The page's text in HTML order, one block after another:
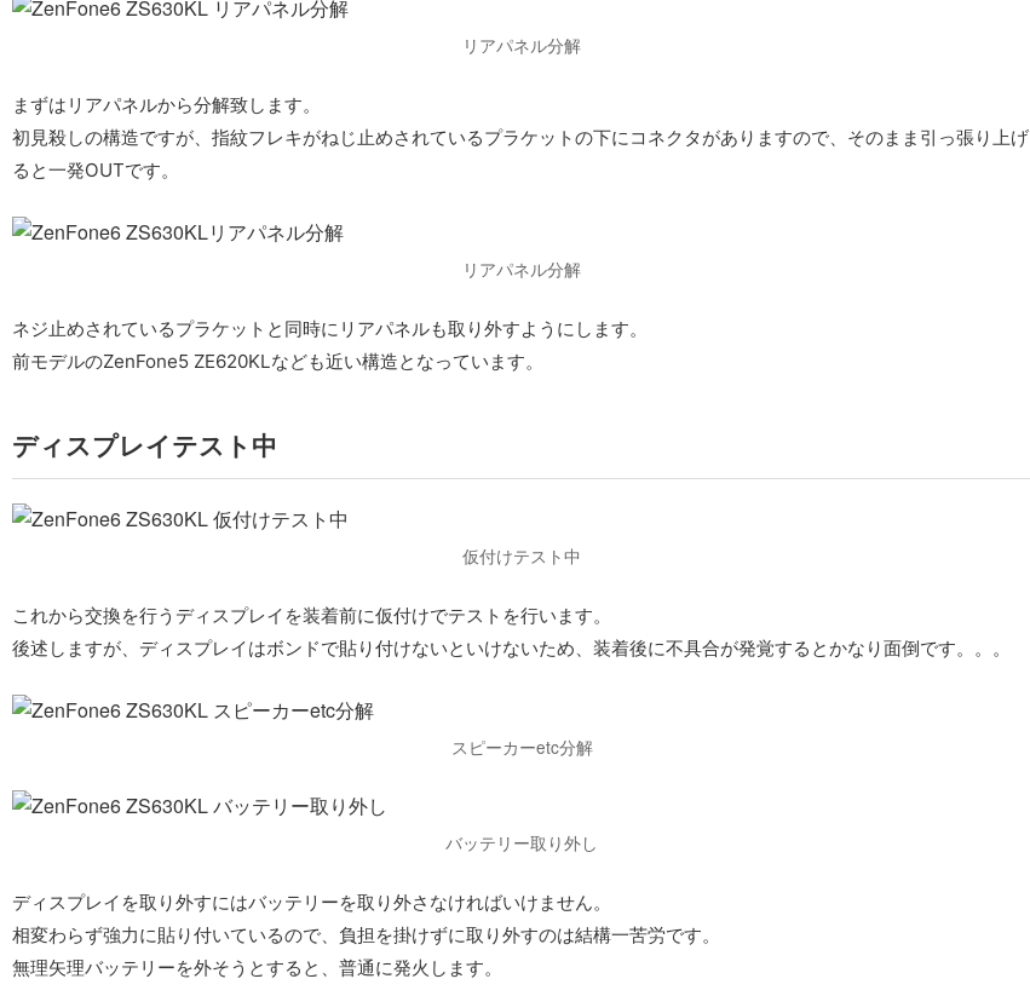
リアパネル分解
まずはリアパネルから分解致します。
初見殺しの構造ですが、指紋フレキがねじ止めされているプラケットの下にコネクタがありますので、そのまま引っ張り上げ
ると一発OUTです。
リアパネル分解
ネジ止めされているプラケットと同時にリアパネルも取り外すようにします。
前モデルのZenFone5 ZE620KLなども近い構造となっています。
ディスプレイテスト中
仮付けテスト中
これから交換を行うディスプレイを装着前に仮付けでテストを行います。
後述しますが、ディスプレイはボンドで貼り付けないといけないため、装着後に不具合が発覚するとかなり面倒です。。。
スピーカーetc分解
バッテリー取り外し
ディスプレイを取り外すにはバッテリーを取り外さなければいけません。
相変わらず強力に貼り付いているので、負担を掛けずに取り外すのは結構一苦労です。
無理矢理バッテリーを外そうとすると、普通に発火します。